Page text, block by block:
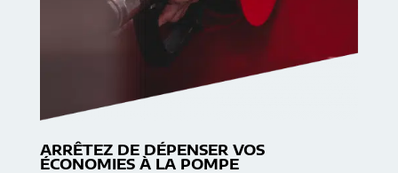
ARRÊTEZ DE DÉPENSER VOS
ÉCONOMIES À LA POMPE